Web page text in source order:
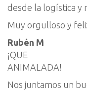
desde la logística y
Muy orgulloso y
Rubén M
¡QUE
ANIMALADA!
Nos juntamos un